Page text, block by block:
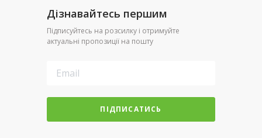
Дізнавайтесь першим
Підписуйтесь на розсилку і отримуйте
актуальні пропозиції на пошту
ПІДПИСАТИСЬ